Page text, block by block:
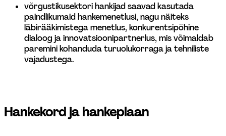
võrgustikusektori hankijad saavad kasutada
paindlikumaid hankemenetlusi, nagu näiteks
läbirääkimistega menetlus, konkurentsipõhine
dialoog ja innovatsioonipartnerlus, mis võimaldab
paremini kohanduda turuolukorraga ja tehniliste
vajadustega.
Hankekord ja hankeplaan